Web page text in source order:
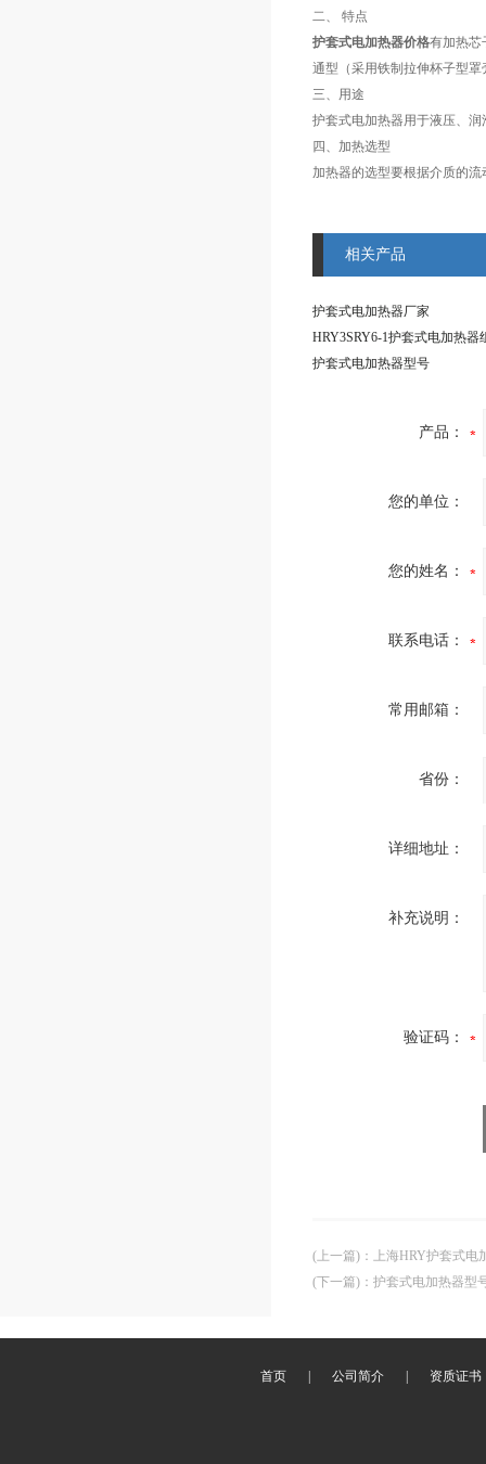
二、
特点
护套式电加热器价格有加热芯
通型（采用铁制拉伸杯子型
三、用途
护套式电加热器用于液压、
四、加热选型
加热器的选型要根据介质的
相关产品
护套式电加热器厂家
HRY3SRY6-1护套式电加热器
护套式电加热器型号
产品：
您的单位：
您的姓名：
联系电话：
常用邮箱：
省份：
详细地址：
补充说明：
验证码：
(上一篇) ：
上海HRY护套式电
(下一篇) ： 护套式电加热器型
首页 公司简介 资质证书